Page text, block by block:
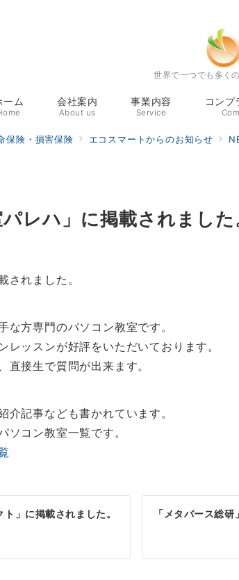
世界で一つでも多く
ーム 会社案内
About us
事業内容
Service
コンプ
保険・損害保険 エコスマートからのお知らせ
パレハ」に掲載されました
されました。
な方専門のパソコン教室です。
レッスンが好評をいただいております。
直接生で質問が出来ます。
介記事なども書かれています。
ソコン教室一覧です。
ト」に掲載されました。 「メタバース総研